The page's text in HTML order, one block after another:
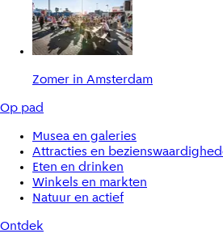
Zomer in Amsterdam
Op pad
Musea en galeries
Attracties en
Eten en drinken
Winkels en markten
Natuur en actief
Ontdek